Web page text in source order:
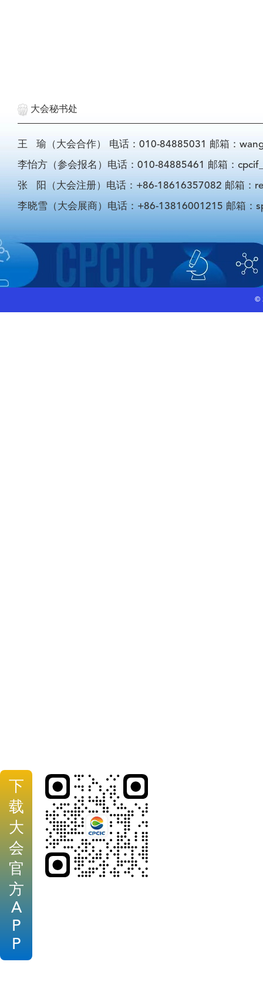
下
载
大
会
官
方
A
P
P
大会秘书处
王 瑜（大会合作） 电话：010-84885031 邮箱：
李怡方（参会报名）电话：010-84885461 邮箱：
张 阳（大会注册）电话：+86-18616357082 邮箱：
李晓雪（大会展商）电话：+86-13816001215 邮箱：
©